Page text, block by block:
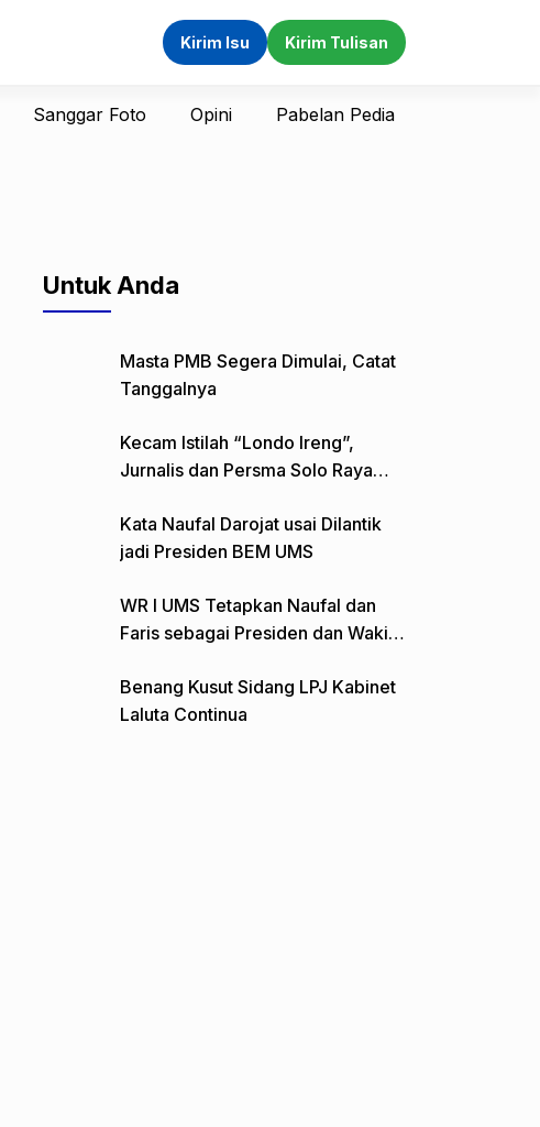
Kirim Isu Kirim Tulisan
Sanggar Foto Opini Pabelan Pedia
Untuk Anda
Masta PMB Segera Dimulai, Catat
Tanggalnya
Kecam Istilah “Londo Ireng”,
Jurnalis dan Persma Solo Raya
Kata Naufal Darojat usai Dilantik
jadi Presiden BEM UMS
WR I UMS Tetapkan Naufal dan
Faris sebagai Presiden dan Wakil
Benang Kusut Sidang LPJ Kabinet
Laluta Continua